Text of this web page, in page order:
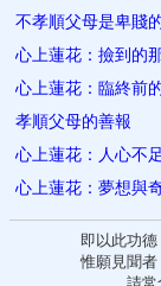
不孝順父母是卑賤
心上蓮花：撿到的
心上蓮花：臨終前
孝順父母的善報
心上蓮花：人心不
心上蓮花：夢想與
即以此功德
惟願見聞者